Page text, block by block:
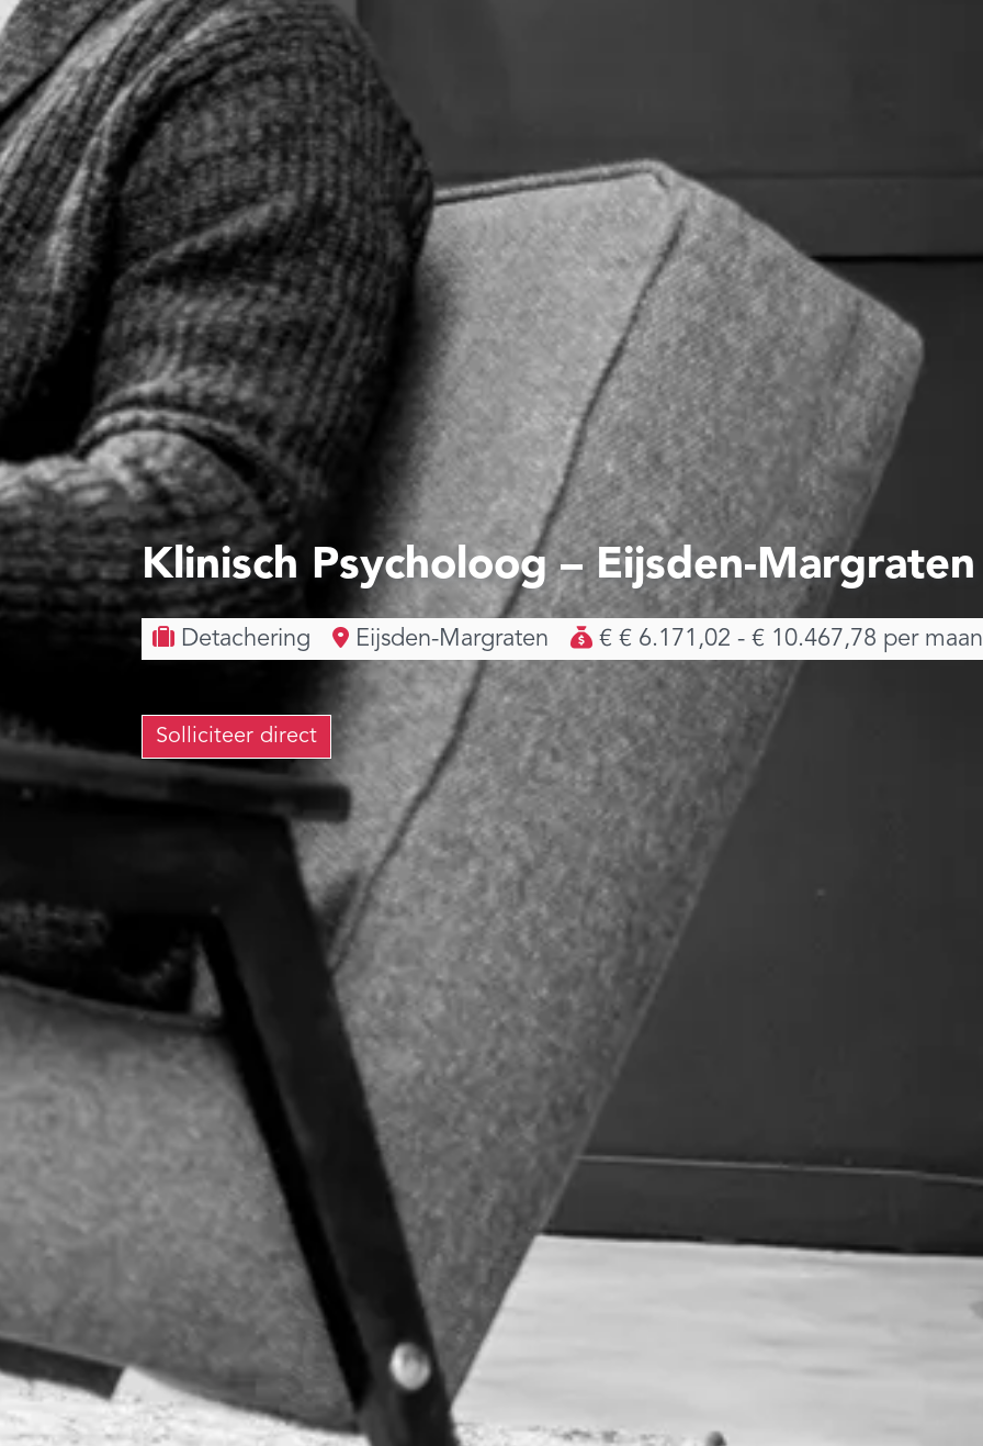
Klinisch Psycholoog – Eijsden-Margraten
Detachering Eijsden-Margraten € € 6.171,02 - € 10.467,78 per
Solliciteer direct